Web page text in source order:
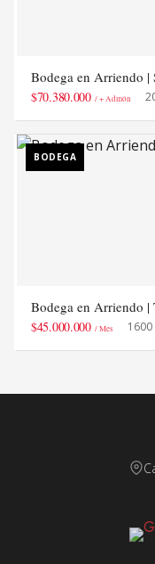
Bodega en Arriendo |
$70.380.000 / + Admón
BODEGA
Bodega en Arriendo |
$45.000.000 / Mes 1600